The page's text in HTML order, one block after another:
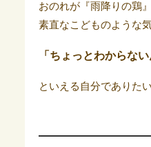
おのれが『雨降りの鶏
素直なこどものような
「ちょっとわからない
といえる自分でありた